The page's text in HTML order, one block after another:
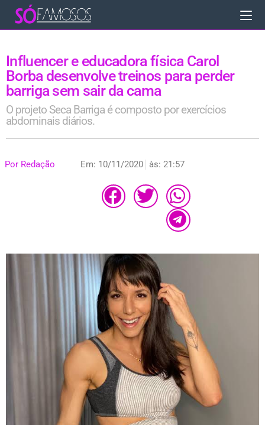
Influencer e educadora física Carol
Borba desenvolve treinos para perder
barriga sem sair da cama
O projeto Seca Barriga é composto por exercícios
abdominais diários.
Por Redação Em: 10/11/2020 às: 21:57